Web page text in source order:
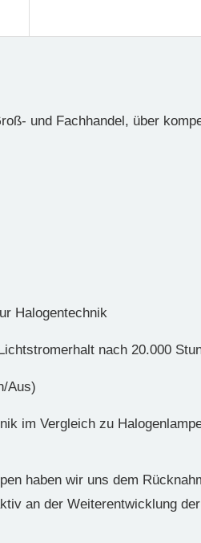
und Fachhandel, über
Halogentechnik
nach 20.000
Aus)
im Vergleich zu
haben wir uns dem
an der Weiterentwicklung